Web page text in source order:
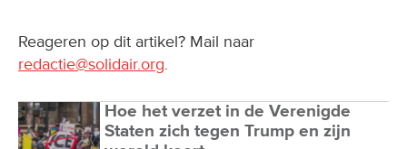
Reageren op dit artikel? Mail naar
redactie@solidair.org.
Hoe het verzet in de Verenigde
Staten zich tegen Trump en zijn